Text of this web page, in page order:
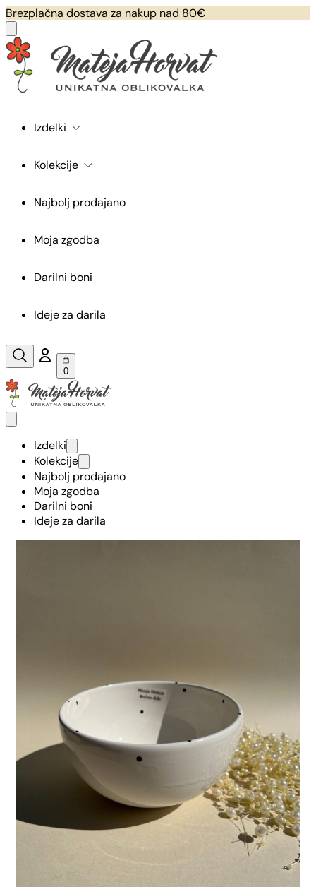
Brezplačna dostava za nakup nad 80€
Izdelki
Kolekcije
Najbolj prodajano
Moja zgodba
Darilni boni
Ideje za darila
0
Izdelki
Kolekcije
Najbolj prodajano
Moja zgodba
Darilni boni
Ideje za darila